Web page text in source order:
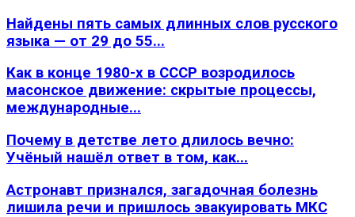
Найдены пять самых длинных слов русского
языка — от 29 до 55...
Как в конце 1980-х в СССР возродилось
масонское движение: скрытые процессы,
международные...
Почему в детстве лето длилось вечно:
Учёный нашёл ответ в том, как...
Астронавт признался, загадочная болезнь
лишила речи и пришлось эвакуировать МКС